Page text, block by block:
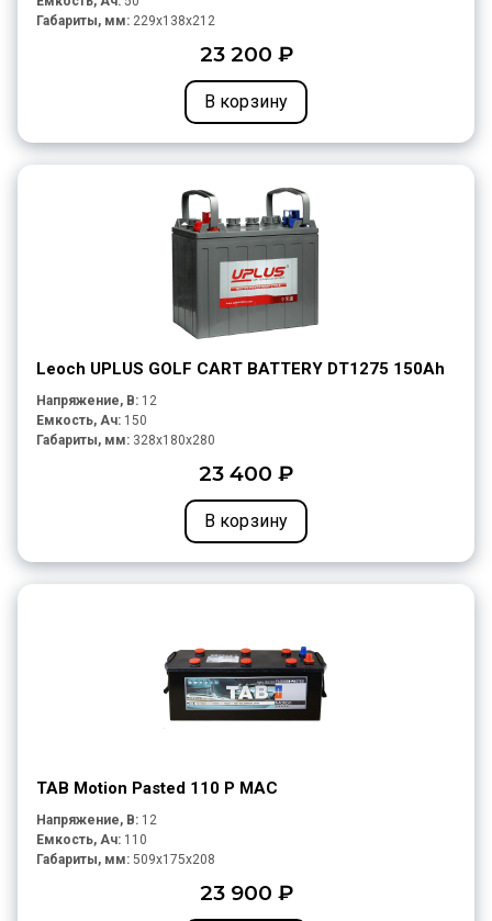
Габариты, мм: 229x138x212
23 200 ₽
В корзину
Leoch UPLUS GOLF CART BATTERY DT1275 150Ah
Напряжение, В: 12
Емкость, Ач: 150
Габариты, мм: 328x180x280
23 400 ₽
В корзину
TAB Motion Pasted 110 P MAC
Напряжение, В: 12
Емкость, Ач: 110
Габариты, мм: 509x175x208
23 900 ₽